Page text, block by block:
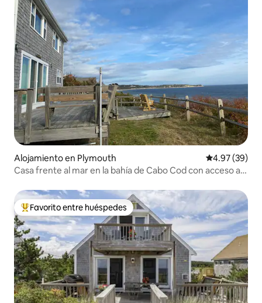
Alojamiento en Plymouth Calificación
4.97 (39)
Casa frente al mar en la bahía de Cabo Cod con acceso a
Favorito entre huéspedes preferido
Favorito entre huéspedes